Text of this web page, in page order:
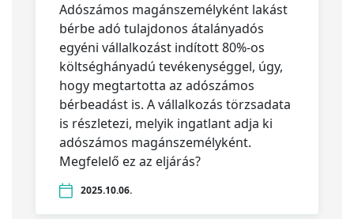
Adószámos magánszemélyként lakást
bérbe adó tulajdonos átalányadós
egyéni vállalkozást indított 80%-os
költséghányadú tevékenységgel, úgy,
hogy megtartotta az adószámos
bérbeadást is. A vállalkozás törzsadata
is részletezi, melyik ingatlant adja ki
adószámos magánszemélyként.
Megfelelő ez az eljárás?
2025.10.06.